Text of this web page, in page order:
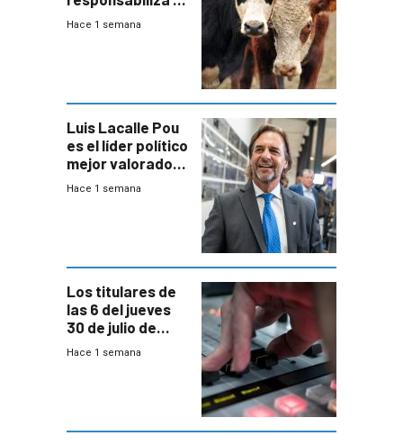
Estado por falta
Hace 1 semana
Luis Lacalle Pou
es el líder político
mejor valorado
del país, según
Hace 1 semana
Los titulares de
las 6 del jueves
30 de julio de
2026
Hace 1 semana